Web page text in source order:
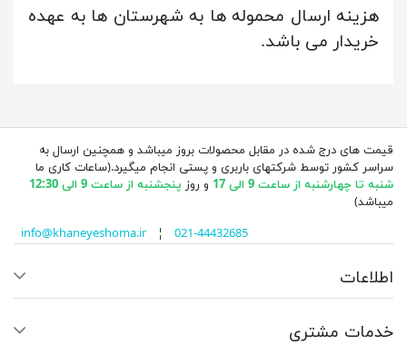
هزینه ارسال محموله ها به شهرستان ها به عهده
خریدار می باشد.
قیمت های درج شده در مقابل محصولات بروز میباشد و همچنین ارسال به
سراسر کشور توسط شرکتهای باربری و پستی انجام میگیرد.(ساعات کاری ما
شنبه تا چهارشنبه از ساعت 9 الی 17
و روز پنجشنبه از ساعت 9 الی 12:30
میباشد)
info@khaneyeshoma.ir¦ 021-44432685
اطلاعات
خدمات مشتری